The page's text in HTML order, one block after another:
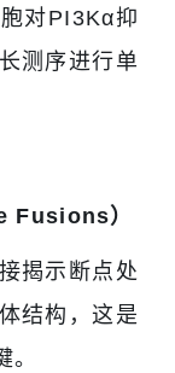
对PI3Kα抑
测序进行单
Fusions）
揭示断点处
结构，这是